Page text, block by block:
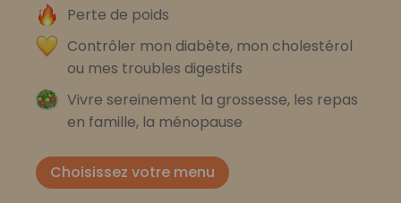
Perte de poids
Contrôler mon diabète, mon cholestérol
ou mes troubles digestifs
Vivre sereinement la grossesse, les repas
en famille, la ménopause
Choisissez votre menu